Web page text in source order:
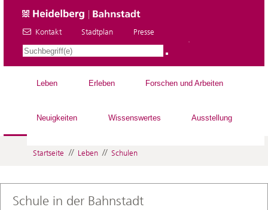
Kontakt Stadtplan Presse
Leben Erleben Forschen und Arbeiten
Neuigkeiten Wissenswertes Ausstellung
Startseite // Leben // Schulen
Schule in der Bahnstadt